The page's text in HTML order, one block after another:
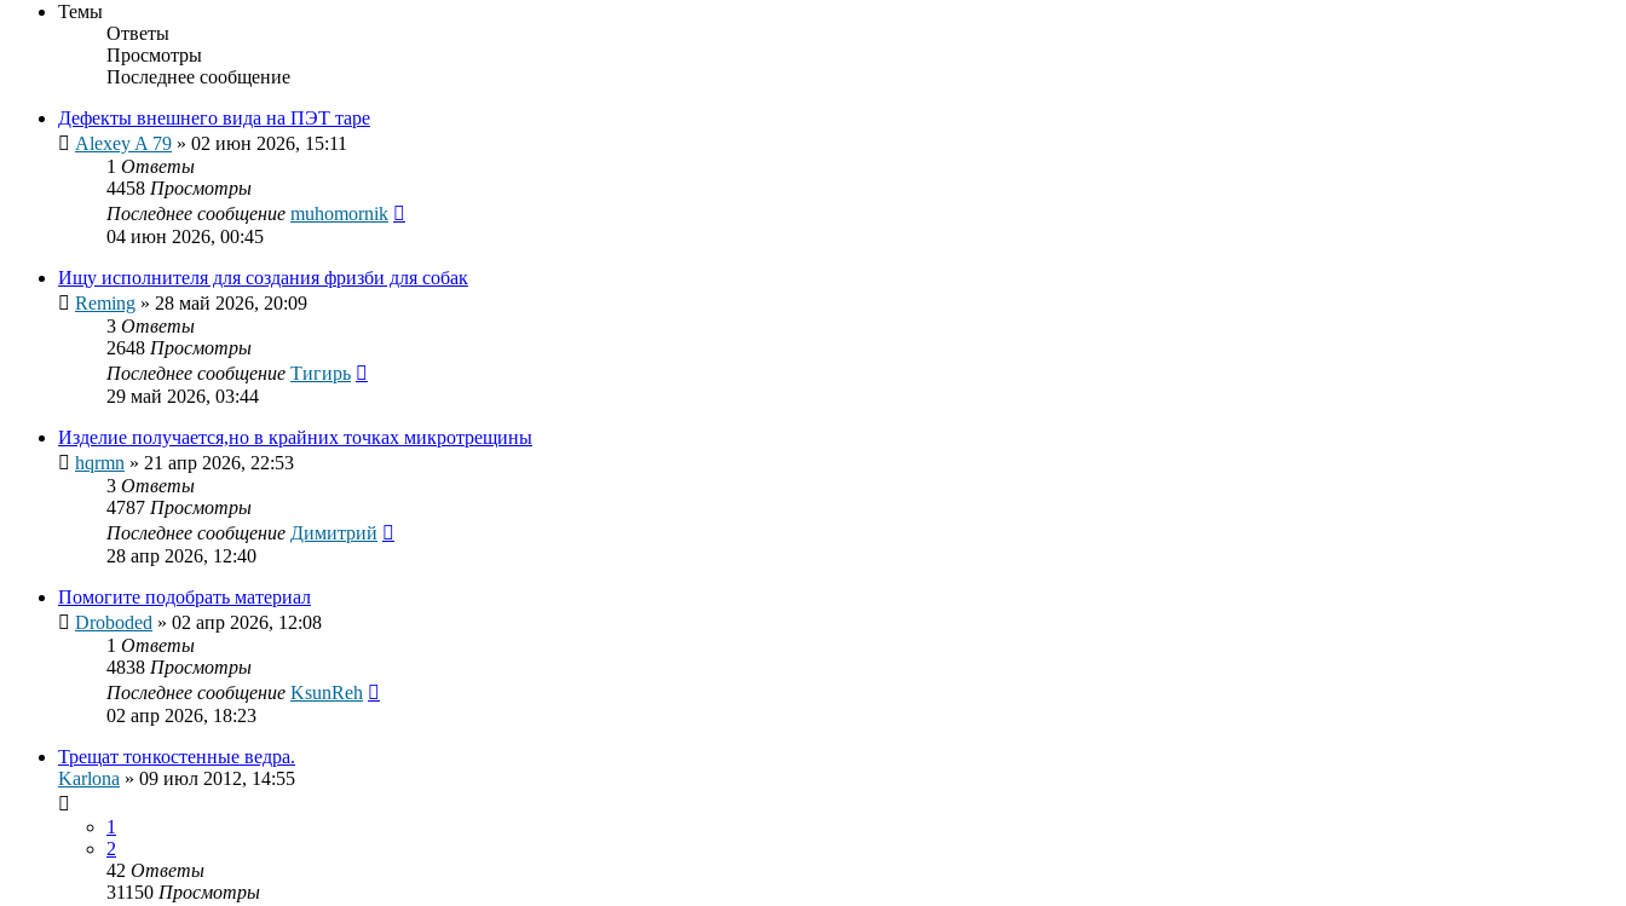
Темы
Ответы
Просмотры
Последнее сообщение
Дефекты внешнего вида на ПЭТ таре
Alexey A 79 » 02 июн 2026, 15:11
1 Ответы
4458 Просмотры
Последнее сообщение muhomornik
04 июн 2026, 00:45
Ищу исполнителя для создания фризби для собак
Reming » 28 май 2026, 20:09
3 Ответы
2648 Просмотры
Последнее сообщение Тигирь
29 май 2026, 03:44
Изделие получается,но в крайних точках микротрещины
hqrmn » 21 апр 2026, 22:53
3 Ответы
4787 Просмотры
Последнее сообщение Димитрий
28 апр 2026, 12:40
Помогите подобрать материал
Droboded » 02 апр 2026, 12:08
1 Ответы
4838 Просмотры
Последнее сообщение KsunReh
02 апр 2026, 18:23
Трещат тонкостенные ведра.
Karlona » 09 июл 2012, 14:55
1
2
42 Ответы
31150 Просмотры